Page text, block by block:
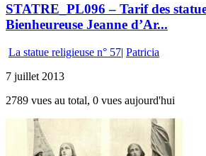
STATRE_PL096 – Tarif des
Bienheureuse Jeanne d’Ar...
La statue religieuse n° 57| Patricia
7 juillet 2013
2789 vues au total, 0 vues aujourd'hui